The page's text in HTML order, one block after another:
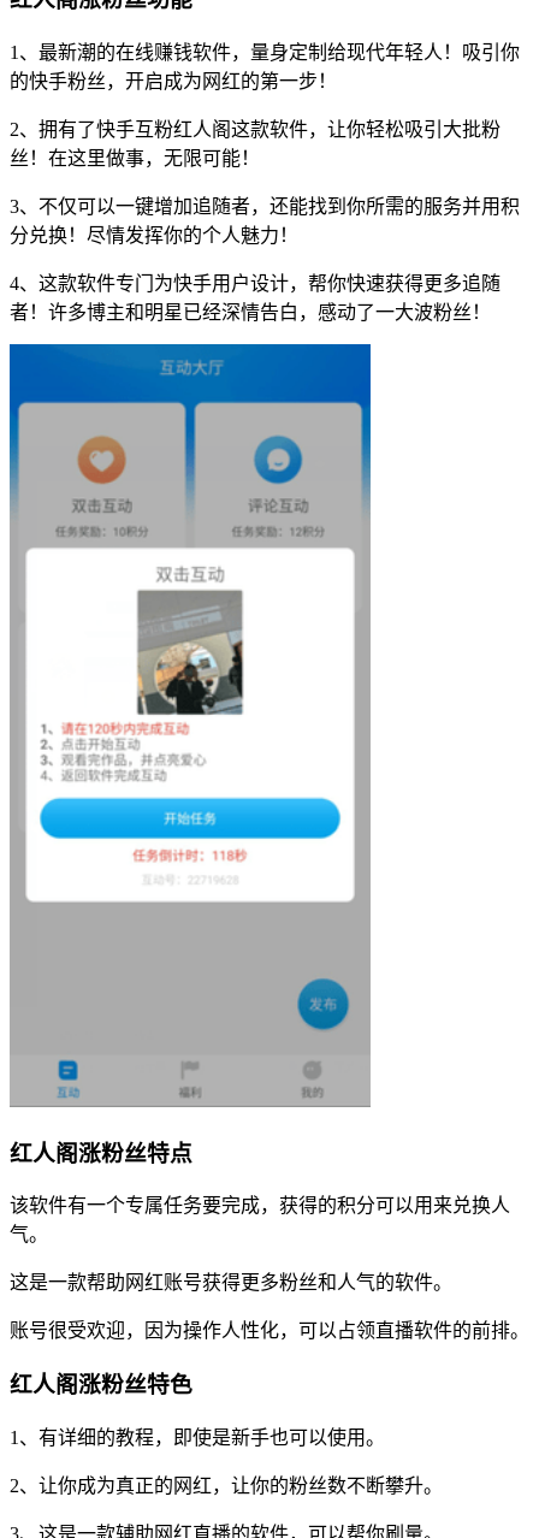
1、最新潮的在线赚钱软件，量身定制给现代年轻人！吸引你
的快手粉丝，开启成为网红的第一步！
2、拥有了快手互粉红人阁这款软件，让你轻松吸引大批粉
丝！在这里做事，无限可能！
3、不仅可以一键增加追随者，还能找到你所需的服务并用积
分兑换！尽情发挥你的个人魅力！
4、这款软件专门为快手用户设计，帮你快速获得更多追随
者！许多博主和明星已经深情告白，感动了一大波粉丝！
红人阁涨粉丝特点
该软件有一个专属任务要完成，获得的积分可以用来兑换人
气。
这是一款帮助网红账号获得更多粉丝和人气的软件。
账号很受欢迎，因为操作人性化，可以占领直播软件的前排。
红人阁涨粉丝特色
1、有详细的教程，即使是新手也可以使用。
2、让你成为真正的网红，让你的粉丝数不断攀升。
3、这是一款辅助网红直播的软件，可以帮你刷量。